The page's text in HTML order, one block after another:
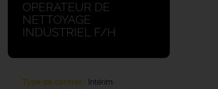
OPERATEUR DE
NETTOYAGE
INDUSTRIEL F/H
Type de contrat
Intérim